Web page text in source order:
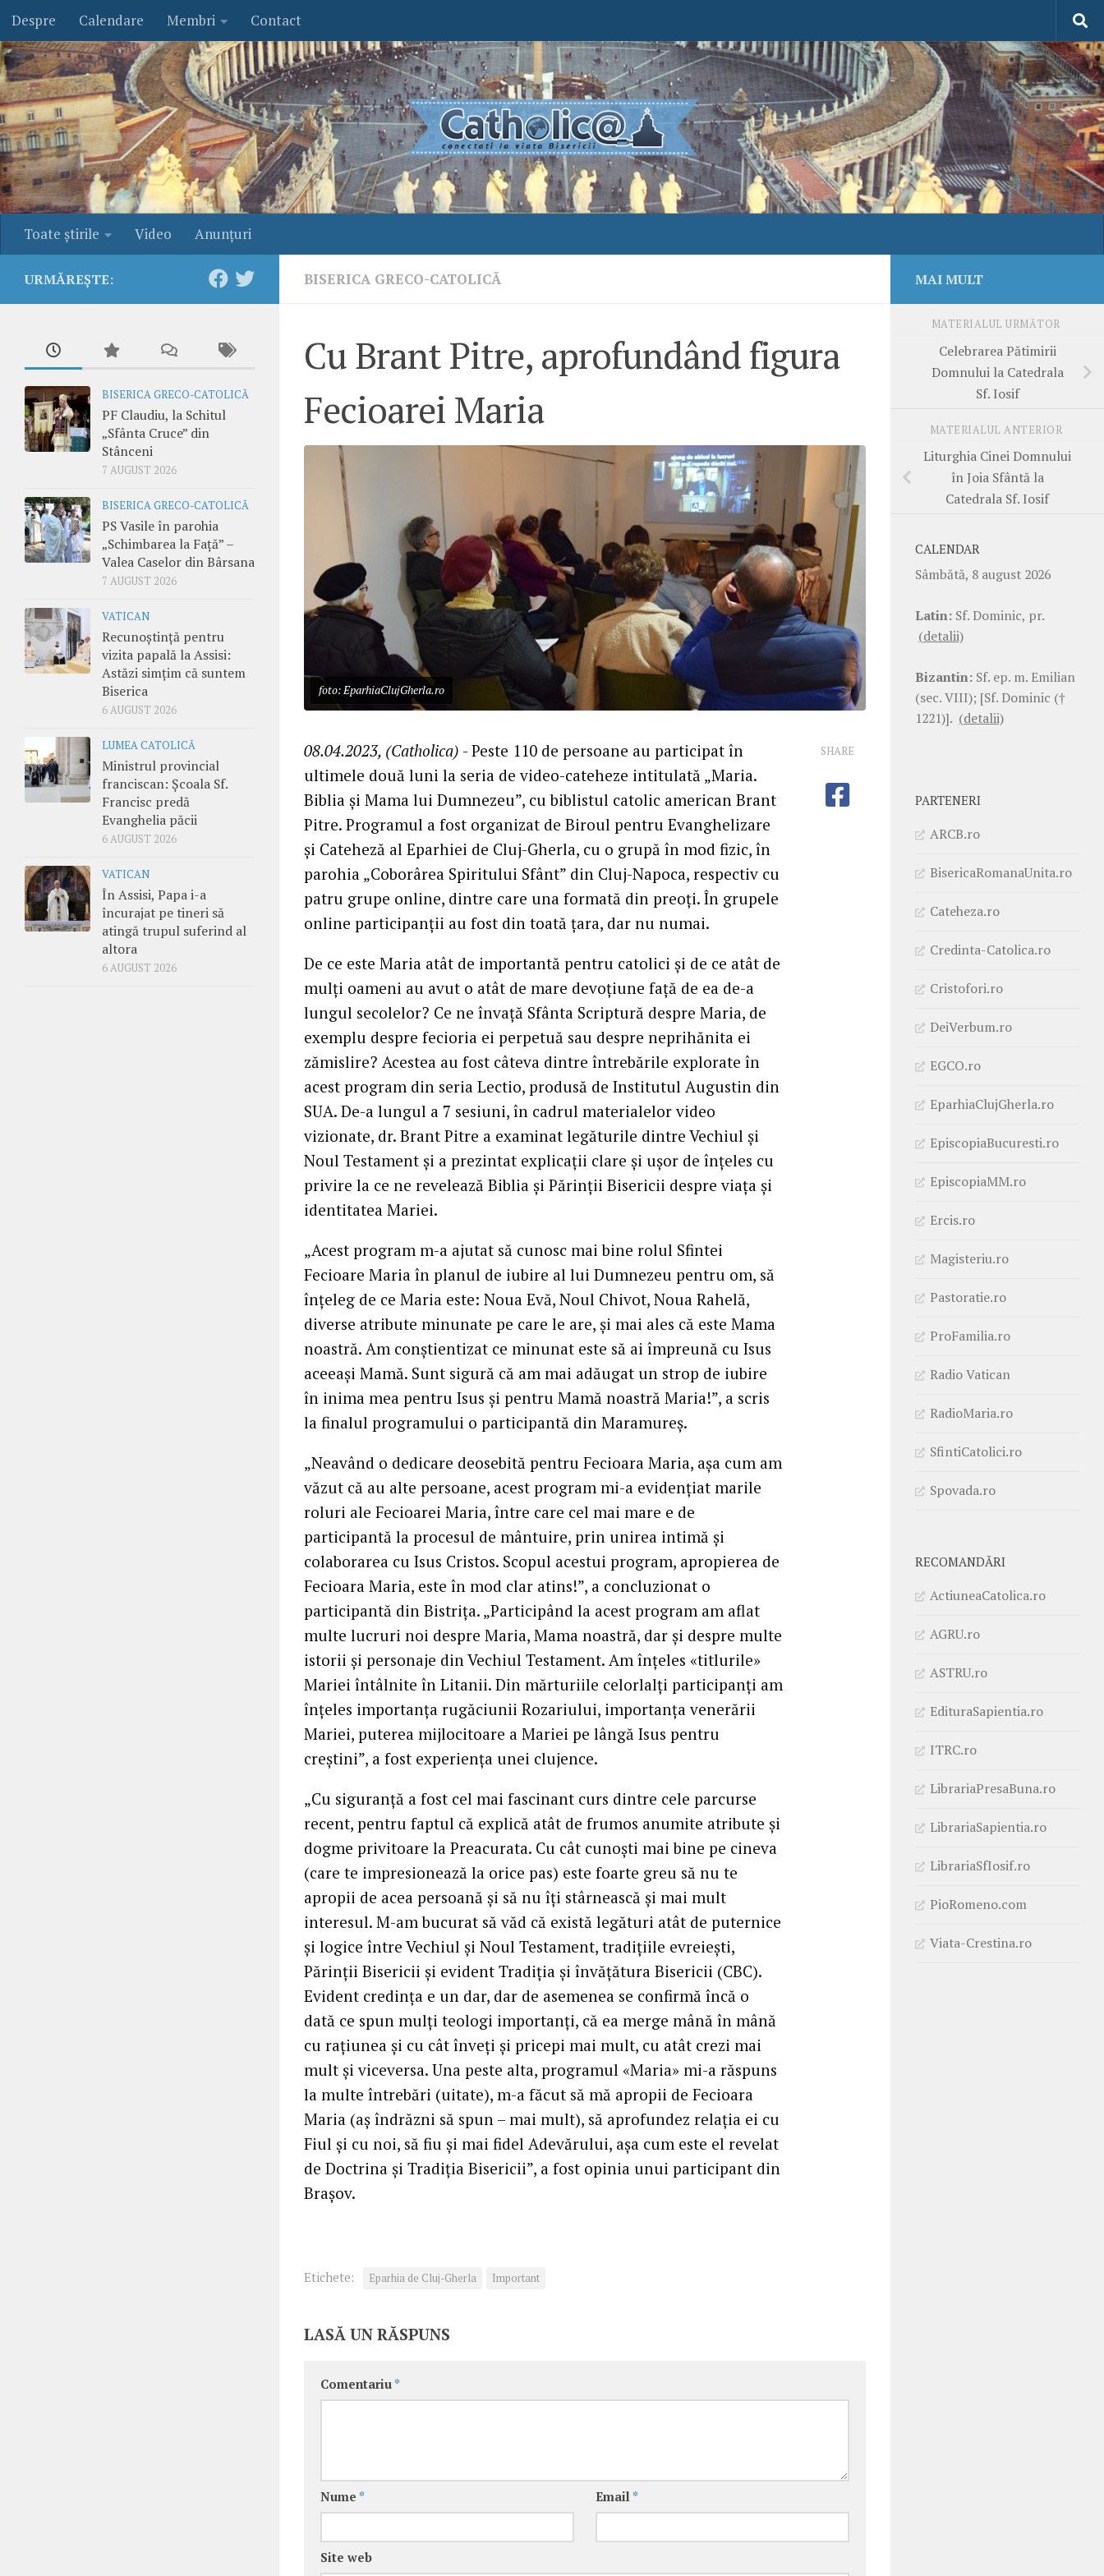
Skip to content
Despre Calendare Membri Contact
Toate ştirile Video Anunţuri
BISERICA GRECO-CATOLICĂ
Cu Brant Pitre, aprofundând figura
Fecioarei Maria
foto: EparhiaClujGherla.ro
08.04.2023, (Catholica) - Peste 110 de persoane au participat în
ultimele două luni la seria de video-cateheze intitulată „Maria.
Biblia și Mama lui Dumnezeu”, cu biblistul catolic american Brant
Pitre. Programul a fost organizat de Biroul pentru Evanghelizare
și Cateheză al Eparhiei de Cluj-Gherla, cu o grupă în mod fizic, în
parohia „Coborârea Spiritului Sfânt” din Cluj-Napoca, respectiv cu
patru grupe online, dintre care una formată din preoți. În grupele
online participanții au fost din toată țara, dar nu numai.
De ce este Maria atât de importantă pentru catolici și de ce atât de
mulți oameni au avut o atât de mare devoțiune față de ea de-a
lungul secolelor? Ce ne învață Sfânta Scriptură despre Maria, de
exemplu despre fecioria ei perpetuă sau despre neprihănita ei
zămislire? Acestea au fost câteva dintre întrebările explorate în
acest program din seria Lectio, produsă de Institutul Augustin din
SUA. De-a lungul a 7 sesiuni, în cadrul materialelor video
vizionate, dr. Brant Pitre a examinat legăturile dintre Vechiul și
Noul Testament și a prezintat explicații clare și ușor de înțeles cu
privire la ce ne revelează Biblia și Părinții Bisericii despre viața și
identitatea Mariei.
„Acest program m-a ajutat să cunosc mai bine rolul Sfintei
Fecioare Maria în planul de iubire al lui Dumnezeu pentru om, să
înțeleg de ce Maria este: Noua Evă, Noul Chivot, Noua Rahelă,
diverse atribute minunate pe care le are, și mai ales că este Mama
noastră. Am conștientizat ce minunat este să ai împreună cu Isus
aceeași Mamă. Sunt sigură că am mai adăugat un strop de iubire
în inima mea pentru Isus și pentru Mamă noastră Maria!”, a scris
la finalul programului o participantă din Maramureș.
„Neavând o dedicare deosebită pentru Fecioara Maria, așa cum am
văzut că au alte persoane, acest program mi-a evidențiat marile
roluri ale Fecioarei Maria, între care cel mai mare e de
participantă la procesul de mântuire, prin unirea intimă și
colaborarea cu Isus Cristos. Scopul acestui program, apropierea de
Fecioara Maria, este în mod clar atins!”, a concluzionat o
participantă din Bistrița. „Participând la acest program am aflat
multe lucruri noi despre Maria, Mama noastră, dar și despre multe
istorii și personaje din Vechiul Testament. Am înțeles «titlurile»
Mariei întâlnite în Litanii. Din mărturiile celorlalți participanți am
înțeles importanța rugăciunii Rozariului, importanța venerării
Mariei, puterea mijlocitoare a Mariei pe lângă Isus pentru
creștini”, a fost experiența unei clujence.
„Cu siguranță a fost cel mai fascinant curs dintre cele parcurse
recent, pentru faptul că explică atât de frumos anumite atribute și
dogme privitoare la Preacurata. Cu cât cunoști mai bine pe cineva
(care te impresionează la orice pas) este foarte greu să nu te
apropii de acea persoană și să nu îți stârnească și mai mult
interesul. M-am bucurat să văd că există legături atât de puternice
și logice între Vechiul și Noul Testament, tradițiile evreiești,
Părinții Bisericii și evident Tradiția și învățătura Bisericii (CBC).
Evident credința e un dar, dar de asemenea se confirmă încă o
dată ce spun mulți teologi importanți, că ea merge mână în mână
cu rațiunea și cu cât înveți și pricepi mai mult, cu atât crezi mai
mult și viceversa. Una peste alta, programul «Maria» mi-a răspuns
la multe întrebări (uitate), m-a făcut să mă apropii de Fecioara
Maria (aș îndrăzni să spun – mai mult), să aprofundez relația ei cu
Fiul și cu noi, să fiu și mai fidel Adevărului, așa cum este el revelat
de Doctrina și Tradiția Bisericii”, a fost opinia unui participant din
Brașov.
SHARE
Etichete: Eparhia de Cluj-Gherla Important
LASĂ UN RĂSPUNS
Comentariu *
Nume * Email *
Site web
URMĂREȘTE:
BISERICA GRECO-CATOLICĂ
PF Claudiu, la Schitul
„Sfânta Cruce” din
Stânceni
7 AUGUST 2026
BISERICA GRECO-CATOLICĂ
PS Vasile în parohia
„Schimbarea la Față” –
Valea Caselor din Bârsana
7 AUGUST 2026
VATICAN
Recunoștință pentru
vizita papală la Assisi:
Astăzi simțim că suntem
Biserica
6 AUGUST 2026
LUMEA CATOLICĂ
Ministrul provincial
franciscan: Școala Sf.
Francisc predă
Evanghelia păcii
6 AUGUST 2026
VATICAN
În Assisi, Papa i-a
încurajat pe tineri să
atingă trupul suferind al
altora
6 AUGUST 2026
MAI MULT
MATERIALUL URMĂTOR
Celebrarea Pătimirii
Domnului la Catedrala
Sf. Iosif
MATERIALUL ANTERIOR
Liturghia Cinei Domnului
în Joia Sfântă la
Catedrala Sf. Iosif
CALENDAR
Sâmbătă, 8 august 2026
Latin: Sf. Dominic, pr.
(detalii)
Bizantin: Sf. ep. m. Emilian
(sec. VIII); [Sf. Dominic (†
1221)]. (detalii)
PARTENERI
ARCB.ro
BisericaRomanaUnita.ro
Cateheza.ro
Credinta-Catolica.ro
Cristofori.ro
DeiVerbum.ro
EGCO.ro
EparhiaClujGherla.ro
EpiscopiaBucuresti.ro
EpiscopiaMM.ro
Ercis.ro
Magisteriu.ro
Pastoratie.ro
ProFamilia.ro
Radio Vatican
RadioMaria.ro
SfintiCatolici.ro
Spovada.ro
RECOMANDĂRI
ActiuneaCatolica.ro
AGRU.ro
ASTRU.ro
EdituraSapientia.ro
ITRC.ro
LibrariaPresaBuna.ro
LibrariaSapientia.ro
LibrariaSfIosif.ro
PioRomeno.com
Viata-Crestina.ro